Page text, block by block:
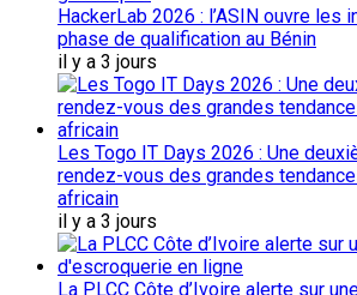
HackerLab 2026 : l’ASIN ouvre les
phase de qualification au Bénin
il y a 3 jours
Les Togo IT Days 2026 : Une
rendez-vous des grandes
africain
il y a 3 jours
La PLCC Côte d’Ivoire alerte sur